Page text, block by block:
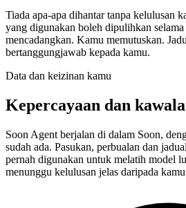
Tiada apa-apa dihantar tanpa kelulusan
yang digunakan boleh dipulihkan
mencadangkan. Kamu memutuskan.
bertanggungjawab kepada kamu.
Data dan keizinan kamu
Kepercayaan dan
Soon Agent berjalan di dalam Soon,
sudah ada. Pasukan, perbualan dan
pernah digunakan untuk melatih model
menunggu kelulusan jelas daripada